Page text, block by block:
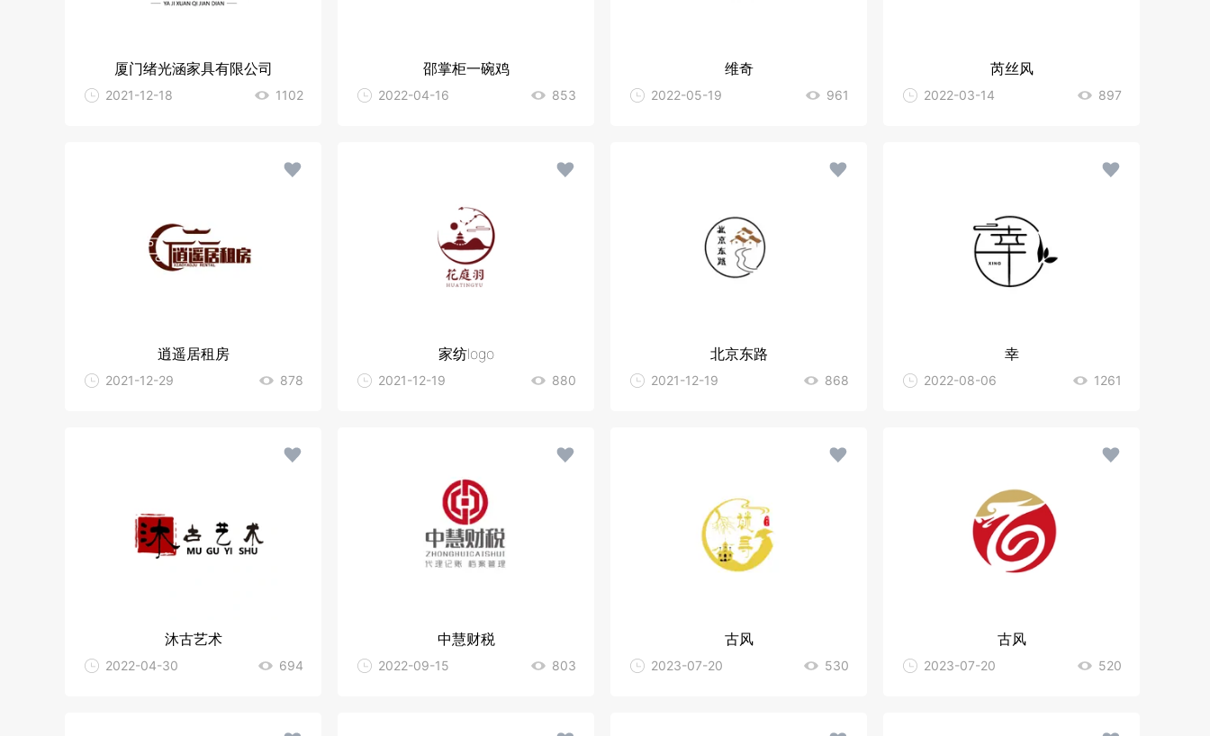
厦门绪光涵家具有限公司
2021-12-18 1102
邵掌柜一碗鸡
2022-04-16 853
维奇
2022-05-19 961
芮丝风
2022-03-14 897
逍遥居租房
2021-12-29 878
家纺logo
2021-12-19 880
北京东路
2021-12-19 868
幸
2022-08-06 1261
沐古艺术
2022-04-30 694
中慧财税
2022-09-15 803
古风
2023-07-20 530
古风
2023-07-20 520